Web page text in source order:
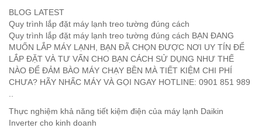
BLOG LATEST
Quy trình lắp đặt máy lạnh treo tường đúng cách
Quy trình lắp đặt máy lạnh treo tường đúng cách BẠN ĐANG
MUỐN LẮP MÁY LẠNH, BẠN ĐÃ CHỌN ĐƯỢC NƠI UY TÍN ĐỂ
LẮP ĐẶT VÀ TƯ VẤN CHO BẠN CÁCH SỬ DỤNG NHƯ THẾ
NÀO ĐỂ ĐẢM BÀO MÁY CHẠY BỀN MÀ TIẾT KIỆM CHI PHÍ
CHƯA? HÃY NHẤC MÁY VÀ GỌI NGAY HOTLINE: 0901 851 989
Thực nghiệm khả năng tiết kiệm điện của máy lạnh Daikin
Inverter cho kinh doanh